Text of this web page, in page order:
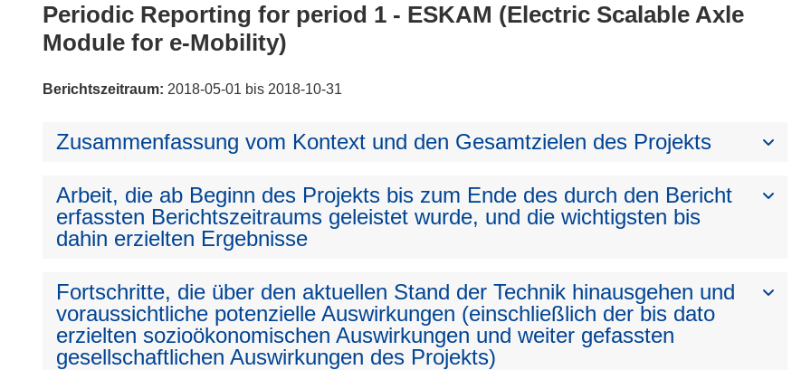
Periodic Reporting for period 1 - ESKAM (Electric Scalable Axle
Module for e-Mobility)
Berichtszeitraum: 2018-05-01 bis 2018-10-31
Zusammenfassung vom Kontext und den Gesamtzielen des Projekts
Arbeit, die ab Beginn des Projekts bis zum Ende des durch den Bericht
erfassten Berichtszeitraums geleistet wurde, und die wichtigsten bis
dahin erzielten Ergebnisse
Fortschritte, die über den aktuellen Stand der Technik hinausgehen und
voraussichtliche potenzielle Auswirkungen (einschließlich der bis dato
erzielten sozioökonomischen Auswirkungen und weiter gefassten
gesellschaftlichen Auswirkungen des Projekts)